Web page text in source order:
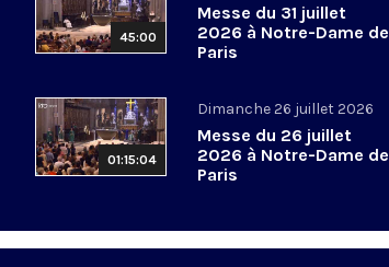
45:00
Messe du 31 juillet
2026 à Notre-Dame de
Paris
01:15:04
Dimanche 26 juillet 2026
Messe du 26 juillet
2026 à Notre-Dame de
Paris